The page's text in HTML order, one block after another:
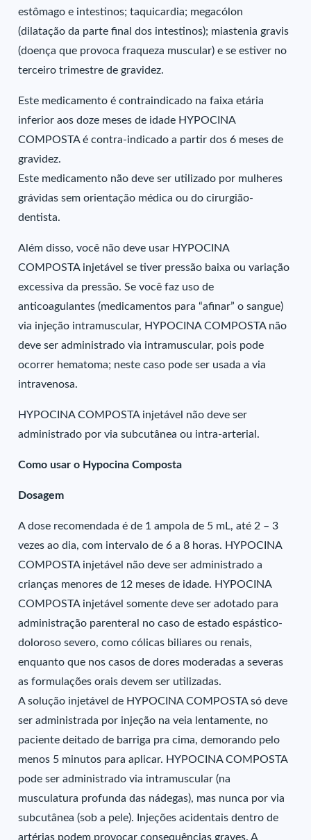
estômago e intestinos; taquicardia; megacólon
(dilatação da parte final dos intestinos); miastenia gravis
(doença que provoca fraqueza muscular) e se estiver no
terceiro trimestre de gravidez.
Este medicamento é contraindicado na faixa etária
inferior aos doze meses de idade HYPOCINA
COMPOSTA é contra-indicado a partir dos 6 meses de
gravidez.
Este medicamento não deve ser utilizado por mulheres
grávidas sem orientação médica ou do cirurgião-
dentista.
Além disso, você não deve usar HYPOCINA
COMPOSTA injetável se tiver pressão baixa ou variação
excessiva da pressão. Se você faz uso de
anticoagulantes (medicamentos para “afinar” o sangue)
via injeção intramuscular, HYPOCINA COMPOSTA não
deve ser administrado via intramuscular, pois pode
ocorrer hematoma; neste caso pode ser usada a via
intravenosa.
HYPOCINA COMPOSTA injetável não deve ser
administrado por via subcutânea ou intra-arterial.
Como usar o Hypocina Composta
Dosagem
A dose recomendada é de 1 ampola de 5 mL, até 2 – 3
vezes ao dia, com intervalo de 6 a 8 horas. HYPOCINA
COMPOSTA injetável não deve ser administrado a
crianças menores de 12 meses de idade. HYPOCINA
COMPOSTA injetável somente deve ser adotado para
administração parenteral no caso de estado espástico-
doloroso severo, como cólicas biliares ou renais,
enquanto que nos casos de dores moderadas a severas
as formulações orais devem ser utilizadas.
A solução injetável de HYPOCINA COMPOSTA só deve
ser administrada por injeção na veia lentamente, no
paciente deitado de barriga pra cima, demorando pelo
menos 5 minutos para aplicar. HYPOCINA COMPOSTA
pode ser administrado via intramuscular (na
musculatura profunda das nádegas), mas nunca por via
subcutânea (sob a pele). Injeções acidentais dentro de
artérias podem provocar consequências graves. A